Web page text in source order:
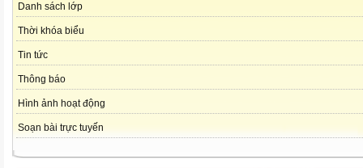
Danh sách lớp
Thời khóa biểu
Tin tức
Thông báo
Hình ảnh hoạt động
Soạn bài trực tuyến